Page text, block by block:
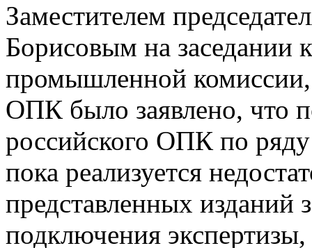
Заместителем
Борисовым на заседании
промышленной
ОПК было заявлено, что
российского ОПК по
пока реализуется
представленных изданий
подключения